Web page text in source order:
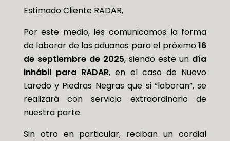
Estimado Cliente RADAR,
Por este medio, les comunicamos la forma
de laborar de las aduanas para el próximo16
de septiembre de 2025, siendo este un día
inhábil para RADAR, en el caso de Nuevo
Laredo y Piedras Negras que si “laboran”, se
realizará con servicio extraordinario de
nuestra parte.
Sin otro en particular, reciban un cordial